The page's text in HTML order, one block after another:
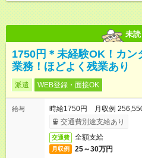
未読
1750円＊未経験OK！カン
業務！ほどよく残業あり
派遣 WEB登録・面接OK
給与
時給1750円 月収例
交通費別途支給あり
交通費 全額支給
月収例 25～30万円